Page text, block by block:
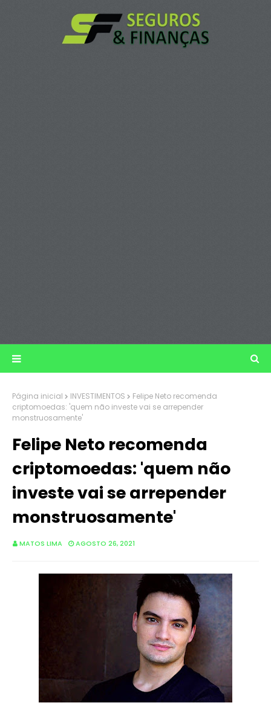
Página inicial INVESTIMENTOS
Felipe Neto recomenda
criptomoedas: 'quem não investe vai se arrepender
monstruosamente'
Felipe Neto recomenda
criptomoedas: 'quem não
investe vai se arrepender
monstruosamente'
MATOS LIMA AGOSTO 26, 2021